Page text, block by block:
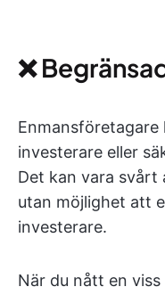
❌
investerare eller
Det kan vara svårt
utan möjlighet att
investerare.
När du nått en